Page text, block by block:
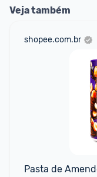
Veja também
shopee.com.br
Pasta de